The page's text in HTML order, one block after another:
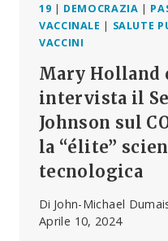
19 | DEMOCRAZIA |
VACCINALE | SALUTE
VACCINI
Mary Holland
intervista il
Johnson sul
la “élite”
tecnologica
Di John-Michael
Aprile 10, 2024